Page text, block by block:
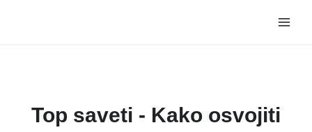
Top saveti - Kako osvojiti